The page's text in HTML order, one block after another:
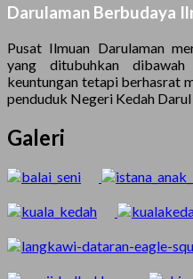
Darulaman Berbudaya
Pusat Ilmuan Darulaman
yang ditubuhkan
keuntungan tetapi berhasrat
penduduk Negeri Kedah Darul
Galeri